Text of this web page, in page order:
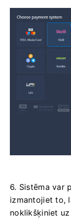
6. Sistēma var
izmantojiet to,
noklikšķiniet uz